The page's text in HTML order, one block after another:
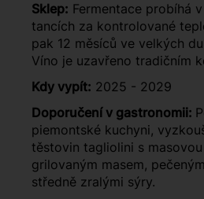
Sklep: Fermentace probíhá
tancích za kontrolované
pak 12 měsíců ve velkých
Víno je uzavřeno tradičním
Kdy vypít: 2025 - 2029
Doporučení v gastronomii:
piemontské kuchyni,
těstovin tagliolini s
grilovaným masem,
středně zralými sýry.